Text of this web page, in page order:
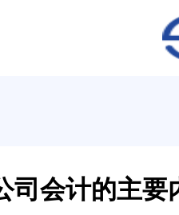
司会计的主